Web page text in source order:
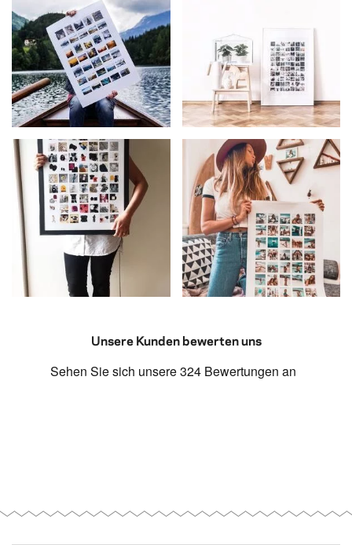
Unsere Kunden bewerten uns